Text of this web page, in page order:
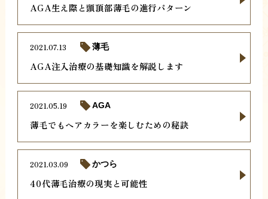
AGA生え際と頭頂部薄毛の進行パターン
AGA注入治療の基礎知識を解説します
2021.07.13 薄毛
薄毛でもヘアカラーを楽しむための秘訣
2021.05.19 AGA
40代薄毛治療の現実と可能性
2021.03.09 かつら